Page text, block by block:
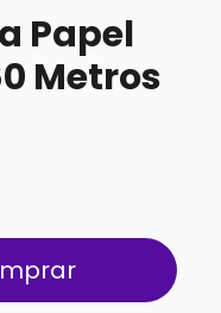
Papel
Metros